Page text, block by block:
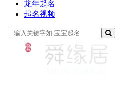
龙年起名
起名视频